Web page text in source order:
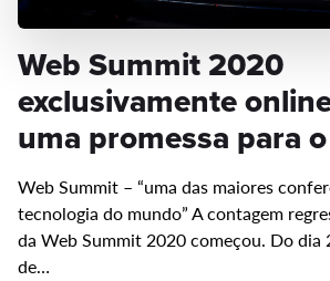
Web Summit 2020
exclusivamente
uma promessa para
Web Summit – “uma das maiores
tecnologia do mundo” A contagem
da Web Summit 2020 começou. Do dia
de…